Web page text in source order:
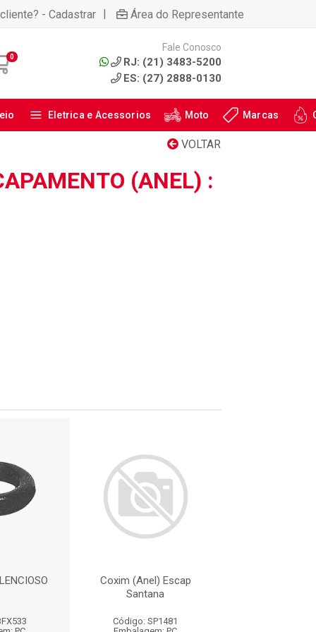
- Cadastrar | Área do Representante
0
Fale Conosco
RJ: (21) 3483-5200
ES: (27) 2888-0130
Eletrica e Acessorios Moto Marcas
VOLTAR
(ANEL) :
Coxim (Anel) Escap
Santana
Código: SP1481